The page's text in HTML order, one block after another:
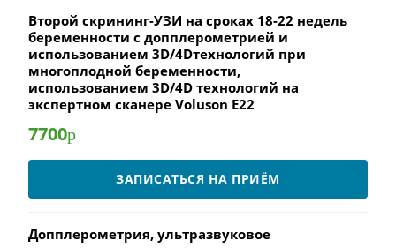
Второй скрининг-УЗИ на сроках 18-22 недель
беременности с допплерометрией и
использованием 3D/4Dтехнологий при
многоплодной беременности,
использованием 3D/4D технологий на
экспертном сканере Voluson E22
7700р
ЗАПИСАТЬСЯ НА ПРИЁМ
Допплерометрия, ультразвуковое